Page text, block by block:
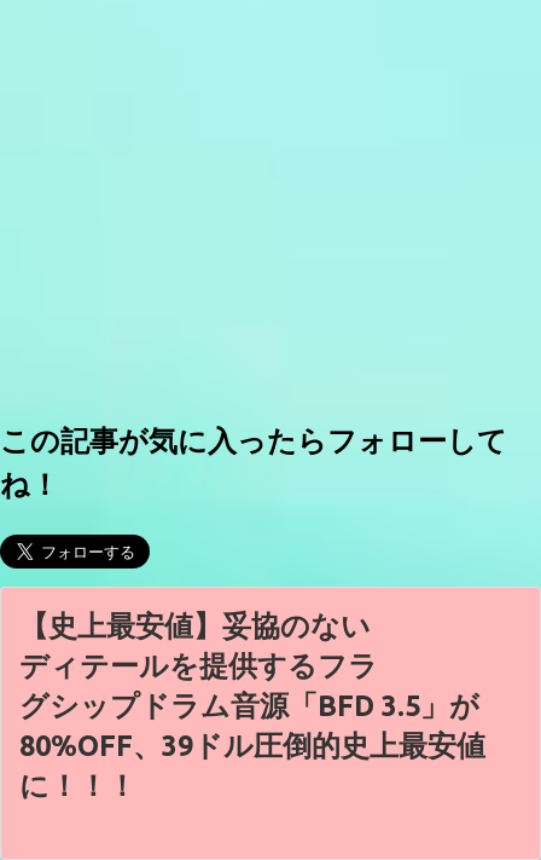
この記事が気に入ったらフォローして
ね！
【史上最安値】妥協のない
ディテールを提供するフラ
グシップドラム音源「BFD 3.5」が
80%OFF、39ドル圧倒的史上最安値
に！！！